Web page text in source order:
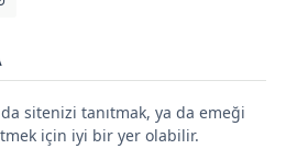
sitenizi tanıtmak, ya da emeği
için iyi bir yer olabilir.